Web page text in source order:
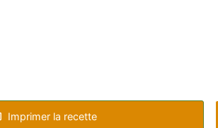
Imprimer la recette